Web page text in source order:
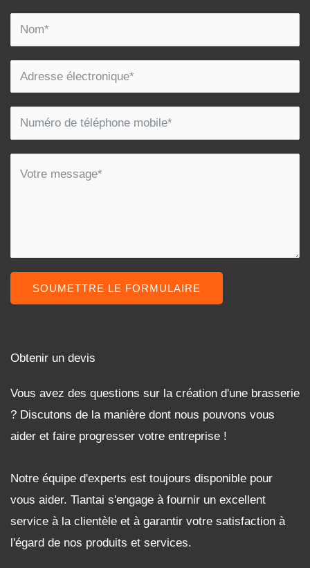
SOUMETTRE LE FORMULAIRE
Obtenir un devis
Vous avez des questions sur la création d'une brasserie
? Discutons de la manière dont nous pouvons vous
aider et faire progresser votre entreprise !
Notre équipe d'experts est toujours disponible pour
vous aider. Tiantai s'engage à fournir un excellent
service à la clientèle et à garantir votre satisfaction à
l'égard de nos produits et services.